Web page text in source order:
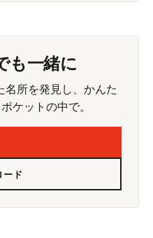
も一緒に
所を発見し、かんた
ケットの中で。
ード